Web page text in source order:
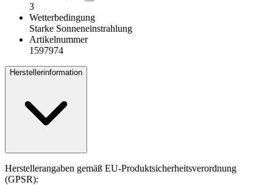
3
Wetterbedingung
Starke Sonneneinstrahlung
Artikelnummer
1597974
Herstellerinformation
Herstellerangaben gemäß EU-Produktsicherheitsverordnung
(GPSR):